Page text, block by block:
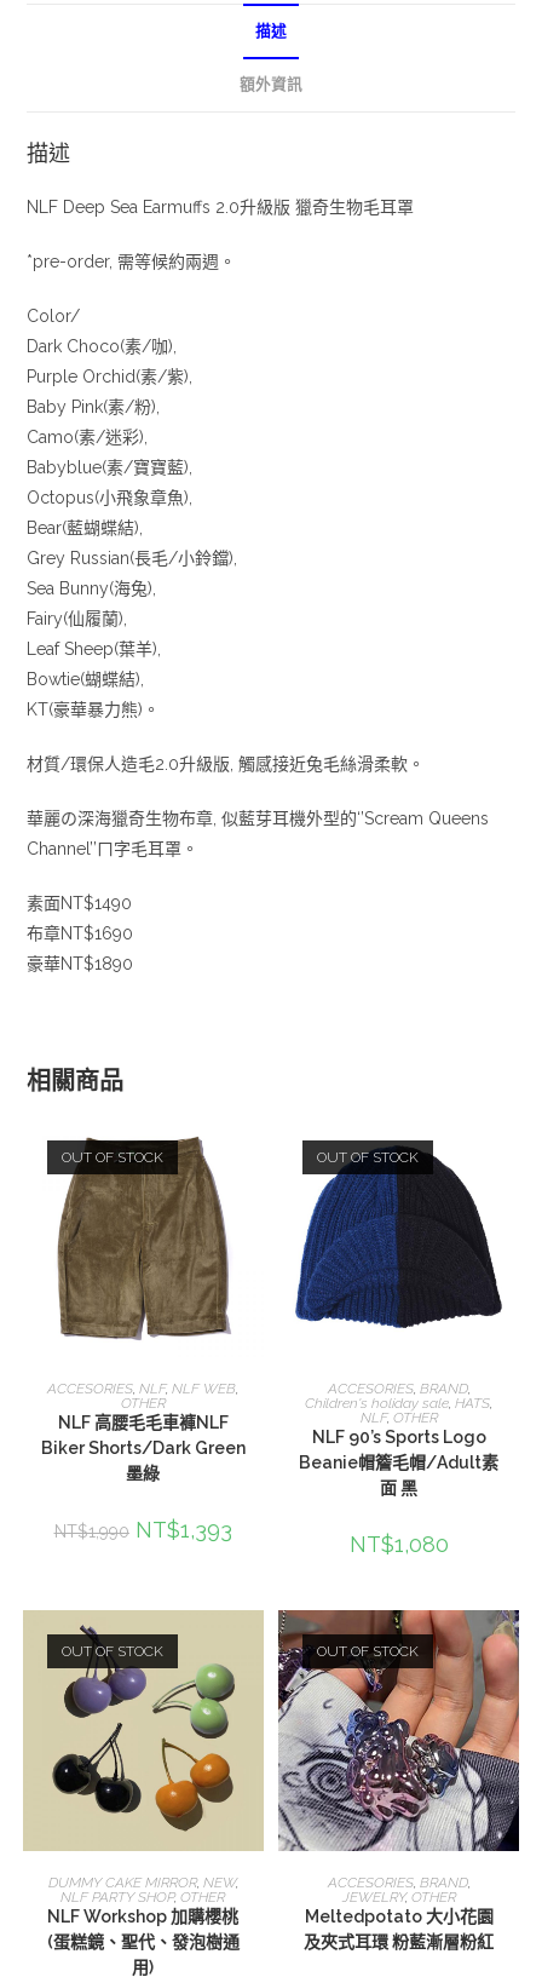
描述
額外資訊
描述
NLF Deep Sea Earmuffs 2.0升級版 獵奇生物毛耳罩
*pre-order, 需等候約兩週。
Color/
Dark Choco(素/咖),
Purple Orchid(素/紫),
Baby Pink(素/粉),
Camo(素/迷彩),
Babyblue(素/寶寶藍),
Octopus(小飛象章魚),
Bear(藍蝴蝶結),
Grey Russian(長毛/小鈴鐺),
Sea Bunny(海兔),
Fairy(仙履蘭),
Leaf Sheep(葉羊),
Bowtie(蝴蝶結),
KT(豪華暴力熊)。
材質/環保人造毛2.0升級版, 觸感接近兔毛絲滑柔軟。
華麗の深海獵奇生物布章, 似藍芽耳機外型的‘’Scream Queens
Channel’’ㄇ字毛耳罩。
素面NT$1490
布章NT$1690
豪華NT$1890
相關商品
OUT OF STOCK
選擇規格
ACCESORIES,NLF,NLF WEB,
OTHER
NLF 高腰毛毛車褲NLF
Biker Shorts/Dark Green
墨綠
NT$1,990 NT$1,393
OUT OF STOCK
查看內容
ACCESORIES, BRAND,
Children's holiday sale,HATS,
NLF, OTHER
NLF 90’s Sports Logo
Beanie帽簷毛帽/Adult素
面 黑
NT$1,080
OUT OF STOCK
選擇規格
DUMMY CAKE MIRROR, NEW,
NLF PARTY SHOP,OTHER
NLF Workshop 加購櫻桃
(蛋糕鏡、聖代、發泡樹通
用)
OUT OF STOCK
查看內容
ACCESORIES, BRAND,
JEWELRY, OTHER
Meltedpotato 大小花園
及夾式耳環 粉藍漸層粉紅